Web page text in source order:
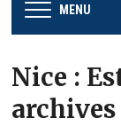
MENU
Nice :